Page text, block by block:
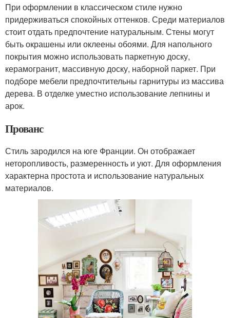
При оформлении в классическом стиле нужно
придерживаться спокойных оттенков. Среди материалов
стоит отдать предпочтение натуральным. Стены могут
быть окрашены или оклеены обоями. Для напольного
покрытия можно использовать паркетную доску,
керамогранит, массивную доску, наборной паркет. При
подборе мебели предпочтительны гарнитуры из массива
дерева. В отделке уместно использование лепнины и
арок.
Прованс
Стиль зародился на юге Франции. Он отображает
неторопливость, размеренность и уют. Для оформления
характерна простота и использование натуральных
материалов.